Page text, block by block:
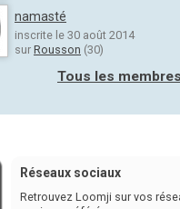
namasté
inscrite le 30 août 2014
sur Rousson (30)
Tous les membres
Réseaux sociaux
Retrouvez Loomji sur vos